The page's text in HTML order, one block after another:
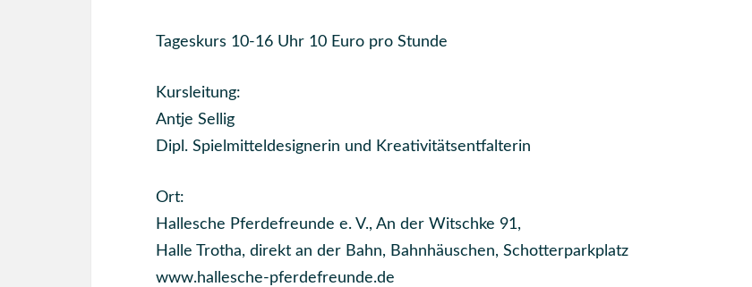
Tageskurs 10-16 Uhr 10 Euro pro Stunde
Kursleitung:
Antje Sellig
Dipl. Spielmitteldesignerin und Kreativitätsentfalterin
Ort:
Hallesche Pferdefreunde e. V., An der Witschke 91,
Halle Trotha, direkt an der Bahn, Bahnhäuschen, Schotterparkplatz
www.hallesche-pferdefreunde.de